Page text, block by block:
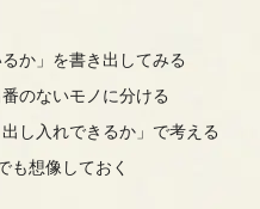
か」を書き出してみる
のないモノに分ける
し入れできるか」で考える
も想像しておく